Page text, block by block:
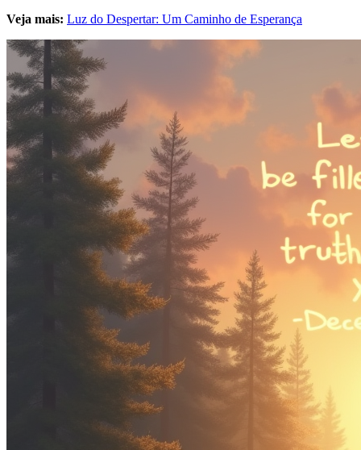
Veja mais: Luz do Despertar: Um Caminho de Esperança